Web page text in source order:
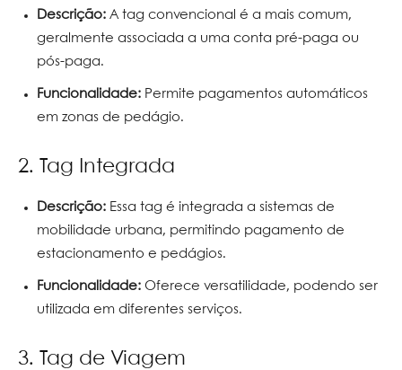
Descrição: A tag convencional é a mais comum,
geralmente associada a uma conta pré-paga ou
pós-paga.
Funcionalidade: Permite pagamentos automáticos
em zonas de pedágio.
2. Tag Integrada
Descrição: Essa tag é integrada a sistemas de
mobilidade urbana, permitindo pagamento de
estacionamento e pedágios.
Funcionalidade: Oferece versatilidade, podendo ser
utilizada em diferentes serviços.
3. Tag de Viagem